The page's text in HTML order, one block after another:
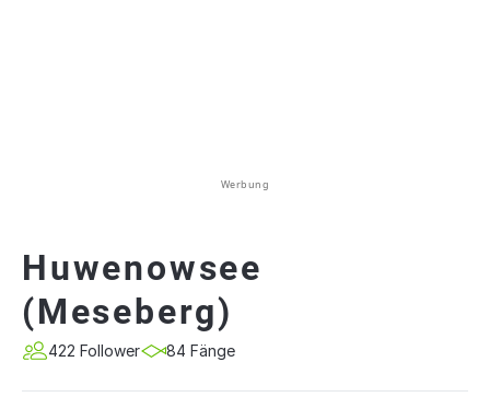
Werbung
Huwenowsee
(Meseberg)
422 Follower 84 Fänge